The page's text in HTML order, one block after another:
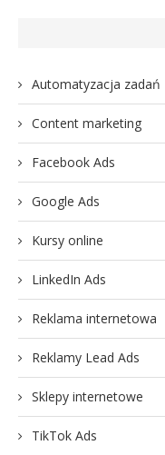
Automatyzacja zadań
Content marketing
Facebook Ads
Google Ads
Kursy online
LinkedIn Ads
Reklama internetowa
Reklamy Lead Ads
Sklepy internetowe
TikTok Ads